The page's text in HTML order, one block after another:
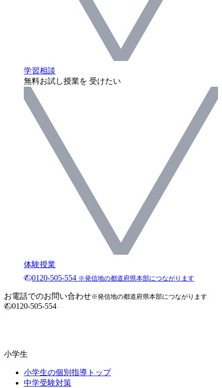
学習相談
無料お試し授業を 受けたい
体験授業
0120-505-554 ※発信地の都道府県本部につながります
お電話でのお問い合わせ※発信地の都道府県本部につながります
0120-505-554
小学生
小学生の個別指導トップ
中学受験対策